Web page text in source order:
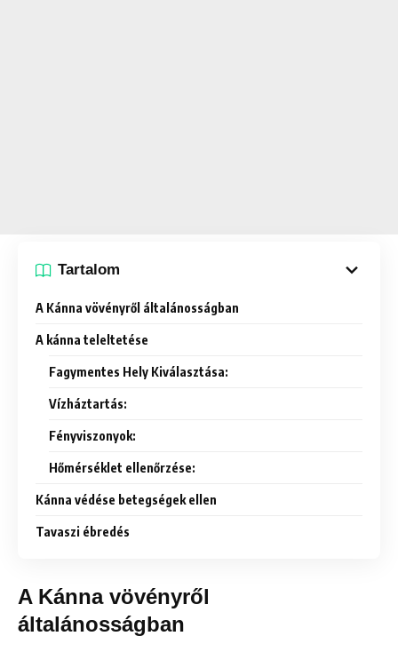
Tartalom
A Kánna vövényről általánosságban
A kánna teleltetése
Fagymentes Hely Kiválasztása:
Vízháztartás:
Fényviszonyok:
Hőmérséklet ellenőrzése:
Kánna védése betegségek ellen
Tavaszi ébredés
A Kánna vövényről
általánosságban